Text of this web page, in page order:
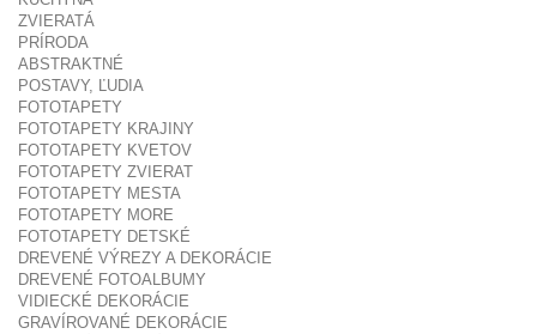
ZVIERATÁ
PRÍRODA
ABSTRAKTNÉ
POSTAVY, ĽUDIA
FOTOTAPETY
FOTOTAPETY KRAJINY
FOTOTAPETY KVETOV
FOTOTAPETY ZVIERAT
FOTOTAPETY MESTA
FOTOTAPETY MORE
FOTOTAPETY DETSKÉ
DREVENÉ VÝREZY A DEKORÁCIE
DREVENÉ FOTOALBUMY
VIDIECKÉ DEKORÁCIE
GRAVÍROVANÉ DEKORÁCIE